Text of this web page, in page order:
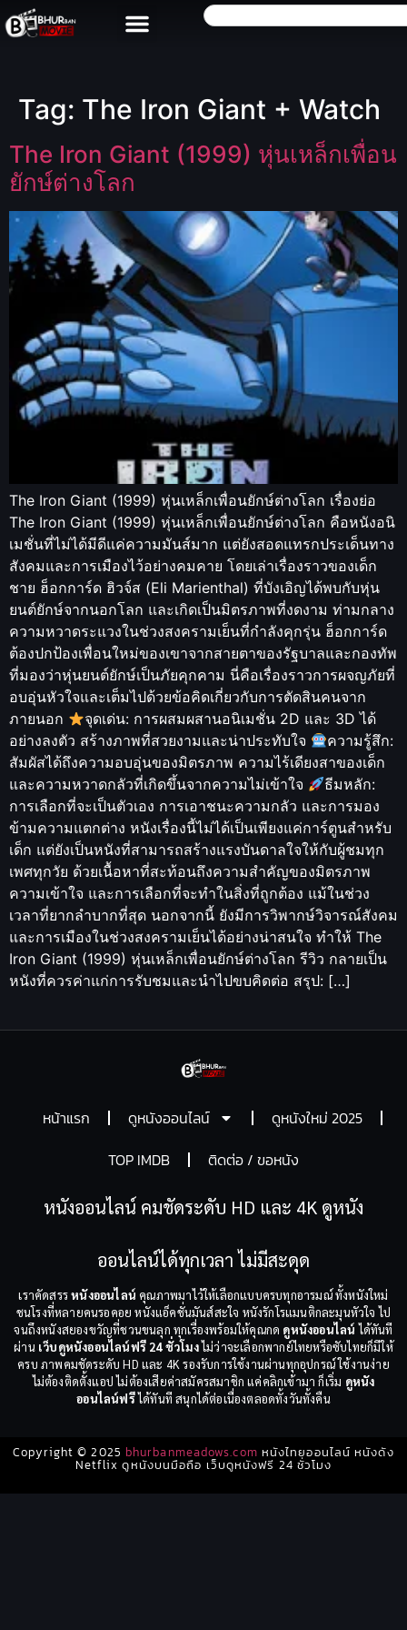
Tag: The Iron Giant + Watch
The Iron Giant (1999) หุ่นเหล็กเพื่อน
ยักษ์ต่างโลก
The Iron Giant (1999) หุ่นเหล็กเพื่อนยักษ์ต่างโลก เรื่องย่อ
The Iron Giant (1999) หุ่นเหล็กเพื่อนยักษ์ต่างโลก คือหนังอนิ
เมชั่นที่ไม่ได้มีดีแค่ความมันส์มาก แต่ยังสอดแทรกประเด็นทาง
สังคมและการเมืองไว้อย่างคมคาย โดยเล่าเรื่องราวของเด็ก
ชาย ฮ็อกการ์ด ฮิวจ์ส (Eli Marienthal) ที่บังเอิญได้พบกับหุ่น
ยนต์ยักษ์จากนอกโลก และเกิดเป็นมิตรภาพที่งดงาม ท่ามกลาง
ความหวาดระแวงในช่วงสงครามเย็นที่กำลังคุกรุ่น ฮ็อกการ์ด
ต้องปกป้องเพื่อนใหม่ของเขาจากสายตาของรัฐบาลและกองทัพ
ที่มองว่าหุ่นยนต์ยักษ์เป็นภัยคุกคาม นี่คือเรื่องราวการผจญภัยที่
อบอุ่นหัวใจและเต็มไปด้วยข้อคิดเกี่ยวกับการตัดสินคนจาก
ภายนอก
จุดเด่น: การผสมผสานอนิเมชั่น 2D และ 3D ได้
อย่างลงตัว สร้างภาพที่สวยงามและน่าประทับใจ
ความรู้สึก:
สัมผัสได้ถึงความอบอุ่นของมิตรภาพ ความไร้เดียงสาของเด็ก
และความหวาดกลัวที่เกิดขึ้นจากความไม่เข้าใจ
ธีมหลัก:
การเลือกที่จะเป็นตัวเอง การเอาชนะความกลัว และการมอง
ข้ามความแตกต่าง หนังเรื่องนี้ไม่ได้เป็นเพียงแค่การ์ตูนสำหรับ
เด็ก แต่ยังเป็นหนังที่สามารถสร้างแรงบันดาลใจให้กับผู้ชมทุก
เพศทุกวัย ด้วยเนื้อหาที่สะท้อนถึงความสำคัญของมิตรภาพ
ความเข้าใจ และการเลือกที่จะทำในสิ่งที่ถูกต้อง แม้ในช่วง
เวลาที่ยากลำบากที่สุด นอกจากนี้ ยังมีการวิพากษ์วิจารณ์สังคม
และการเมืองในช่วงสงครามเย็นได้อย่างน่าสนใจ ทำให้ The
Iron Giant (1999) หุ่นเหล็กเพื่อนยักษ์ต่างโลก รีวิว กลายเป็น
หนังที่ควรค่าแก่การรับชมและนำไปขบคิดต่อ สรุป: […]
หน้าแรก ดูหนังออนไลน์
ดูหนังใหม่ 2025
TOP IMDB
ติดต่อ / ขอหนัง
หนังออนไลน์ คมชัดระดับ HD และ 4K ดูหนัง
ออนไลน์ได้ทุกเวลา ไม่มีสะดุด
เราคัดสรรหนังออนไลน์ คุณภาพมาไว้ให้เลือกแบบครบทุกอารมณ์ ทั้งหนังใหม่
ชนโรงที่หลายคนรอคอย หนังแอ็คชั่นมันส์สะใจ หนังรักโรแมนติกละมุนหัวใจ ไป
จนถึงหนังสยองขวัญที่ชวนขนลุก ทุกเรื่องพร้อมให้คุณกด ดูหนังออนไลน์ ได้ทันที
ผ่าน เว็บดูหนังออนไลน์ฟรี 24 ชั่วโมงไม่ว่าจะเลือกพากย์ไทยหรือซับไทยก็มีให้
ครบ ภาพคมชัดระดับ HD และ 4K รองรับการใช้งานผ่านทุกอุปกรณ์ ใช้งานง่าย
ไม่ต้องติดตั้งแอป ไม่ต้องเสียค่าสมัครสมาชิก แค่คลิกเข้ามา ก็เริ่ม ดูหนัง
ออนไลน์ฟรีได้ทันที สนุกได้ต่อเนื่องตลอดทั้งวันทั้งคืน
Copyright © 2025 bhurbanmeadows.com หนังไทยออนไลน์ หนังดัง
Netflix ดูหนังบนมือถือ เว็บดูหนังฟรี 24 ชั่วโมง